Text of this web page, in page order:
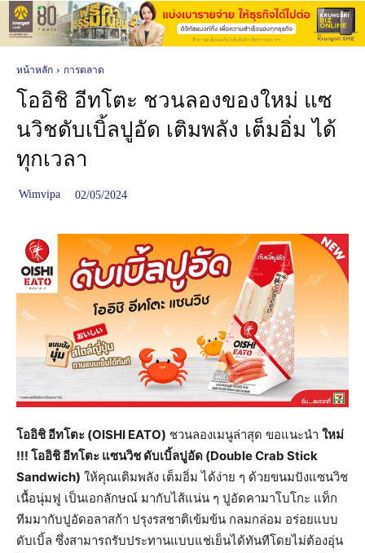
หน้าหลัก การตลาด
โออิชิ อีทโตะ ชวนลองของใหม่ แซ
นวิชดับเบิ้ลปูอัด เติมพลัง เต็มอิ่ม ได้
ทุกเวลา
Wimvipa 02/05/2024
โออิชิ อีทโตะ (OISHI EATO) ชวนลองเมนูล่าสุด ขอแนะนำ ใหม่
!!! โออิชิ อีทโตะ แซนวิช ดับเบิ้ลปูอัด (Double Crab Stick
Sandwich) ให้คุณเติมพลัง เต็มอิ่ม ได้ง่าย ๆ ด้วยขนมปังแซนวิช
เนื้อนุ่มฟู เป็นเอกลักษณ์ มากับไส้แน่น ๆ ปูอัดคามาโบโกะ แท็ก
ทีมมากับปูอัดอลาสก้า ปรุงรสชาติเข้มข้น กลมกล่อม อร่อยแบบ
ดับเบิ้ล ซึ่งสามารถรับประทานแบบแช่เย็นได้ทันทีโดยไม่ต้องอุ่น